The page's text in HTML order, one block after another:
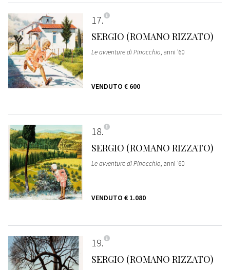
17
SERGIO (ROMANO RIZZATO)
Le avventure di Pinocchio, anni '60
VENDUTO € 600
18
SERGIO (ROMANO RIZZATO)
Le avventure di Pinocchio, anni '60
VENDUTO € 1.080
19
SERGIO (ROMANO RIZZATO)